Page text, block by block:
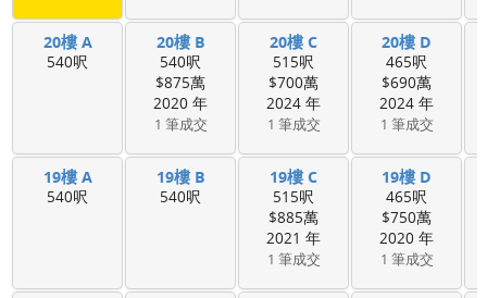
20樓 A
540呎
20樓 B
540呎
$875萬
2020 年
1 筆成交
20樓 C
515呎
$700萬
2024 年
1 筆成交
20樓 D
465呎
$690萬
2024 年
1 筆成交
19樓 A
540呎
19樓 B
540呎
19樓 C
515呎
$885萬
2021 年
1 筆成交
19樓 D
465呎
$750萬
2020 年
1 筆成交